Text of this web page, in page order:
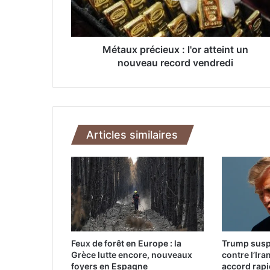
p
é
u
r
a
t
t
e
i
n
t
u
Métaux précieux : l'or atteint un
nouveau record vendredi
Articles similaires
Feux de forêt en Europe : la
Grèce lutte encore, nouveaux
foyers en Espagne
Trump
contre
accord